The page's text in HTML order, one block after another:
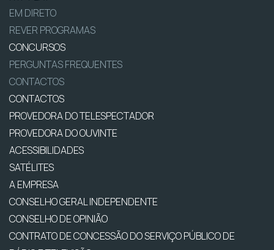
EM DIRETO
REVER PROGRAMAS
CONCURSOS
PERGUNTAS FREQUENTES
CONTACTOS
CONTACTOS
PROVEDORA DO TELESPECTADOR
PROVEDORA DO OUVINTE
ACESSIBILIDADES
SATÉLITES
A EMPRESA
CONSELHO GERAL INDEPENDENTE
CONSELHO DE OPINIÃO
CONTRATO DE CONCESSÃO DO SERVIÇO PÚBLICO DE